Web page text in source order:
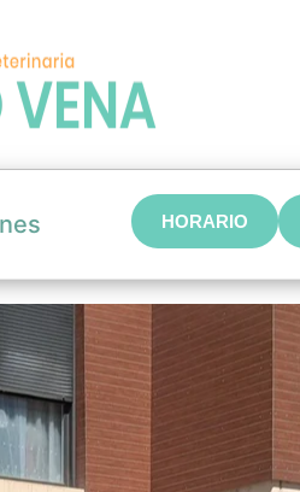
HORARIO